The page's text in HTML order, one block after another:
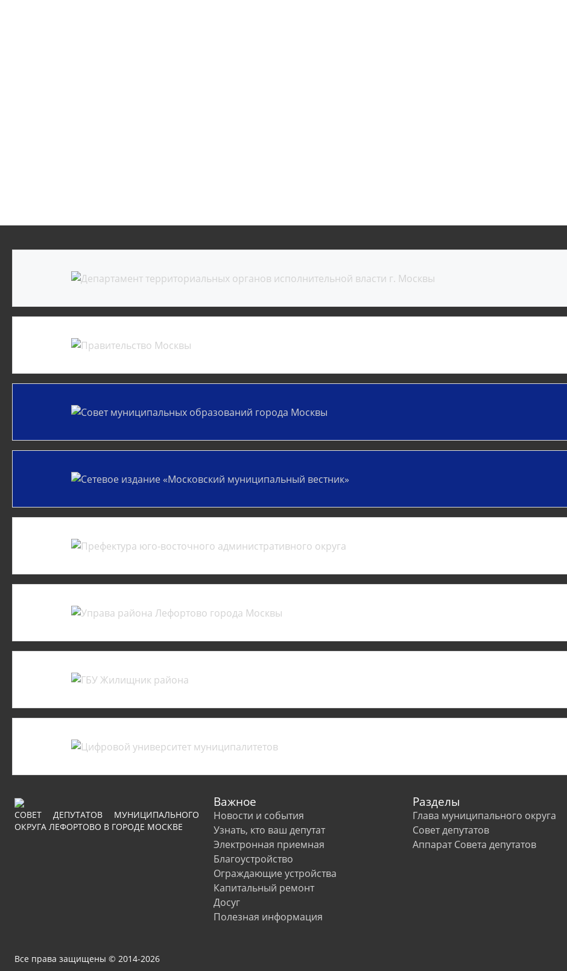
СОВЕТ ДЕПУТАТОВ МУНИЦИПАЛЬНОГО
ОКРУГА ЛЕФОРТОВО В ГОРОДЕ МОСКВЕ
Важное
Новости и события
Узнать, кто ваш депутат
Электронная приемная
Благоустройство
Ограждающие устройства
Капитальный ремонт
Досуг
Полезная информация
Разделы
Глава муниципального округа
Совет депутатов
Аппарат Совета депутатов
Все права защищены © 2014-2026